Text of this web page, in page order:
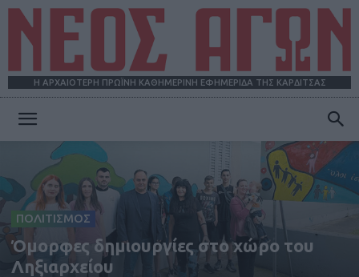
Η ΑΡΧΑΙΟΤΕΡΗ ΠΡΩΪΝΗ ΚΑΘΗΜΕΡΙΝΗ ΕΦΗΜΕΡΙΔΑ ΤΗΣ ΚΑΡΔΙΤΣΑΣ
ΑΓΩΝ
ΠΟΛΙΤΙΣΜΟΣ
Όμορφες δημιουργίες στο χώρο του
Ληξιαρχείου